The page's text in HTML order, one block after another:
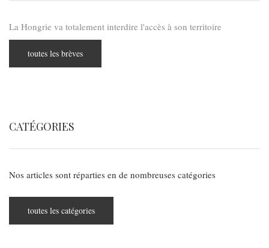
La Hongrie va totalement interdire l'accès à son territoire
toutes les brèves
CATÉGORIES
Nos articles sont réparties en de nombreuses catégories
toutes les catégories